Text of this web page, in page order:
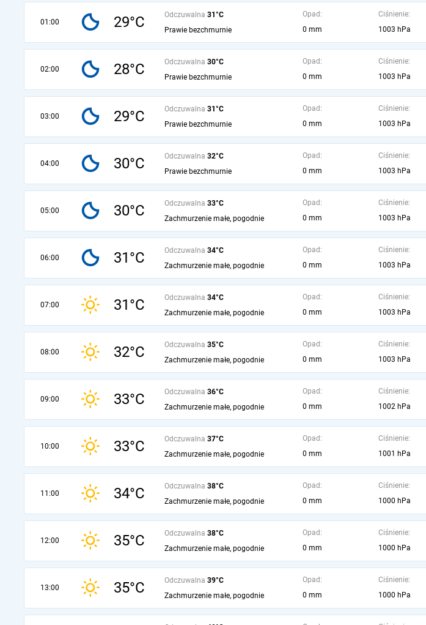
01:00 29°C Odczuwalna 31°C
Prawie bezchmurnie
Opad:
0 mm
Ciśnienie:
1003 hPa
02:00 28°C Odczuwalna 30°C
Prawie bezchmurnie
Opad:
0 mm
Ciśnienie:
1003 hPa
03:00 29°C Odczuwalna 31°C
Prawie bezchmurnie
Opad:
0 mm
Ciśnienie:
1003 hPa
04:00 30°C Odczuwalna 32°C
Prawie bezchmurnie
Opad:
0 mm
Ciśnienie:
1003 hPa
05:00 30°C Odczuwalna 33°C
Zachmurzenie małe, pogodnie
Opad:
0 mm
Ciśnienie:
1003 hPa
06:00 31°C Odczuwalna 34°C
Zachmurzenie małe, pogodnie
Opad:
0 mm
Ciśnienie:
1003 hPa
07:00 31°C Odczuwalna 34°C
Zachmurzenie małe, pogodnie
Opad:
0 mm
Ciśnienie:
1003 hPa
08:00 32°C Odczuwalna 35°C
Zachmurzenie małe, pogodnie
Opad:
0 mm
Ciśnienie:
1003 hPa
09:00 33°C Odczuwalna 36°C
Zachmurzenie małe, pogodnie
Opad:
0 mm
Ciśnienie:
1002 hPa
10:00 33°C Odczuwalna 37°C
Zachmurzenie małe, pogodnie
Opad:
0 mm
Ciśnienie:
1001 hPa
11:00 34°C Odczuwalna 38°C
Zachmurzenie małe, pogodnie
Opad:
0 mm
Ciśnienie:
1000 hPa
12:00 35°C Odczuwalna 38°C
Zachmurzenie małe, pogodnie
Opad:
0 mm
Ciśnienie:
1000 hPa
13:00 35°C Odczuwalna 39°C
Zachmurzenie małe, pogodnie
Opad:
0 mm
Ciśnienie:
1000 hPa